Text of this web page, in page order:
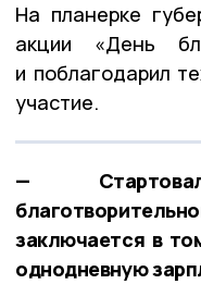
На планерке
акции «День
и поблагодарил
участие.
—
заключается в
однодневную